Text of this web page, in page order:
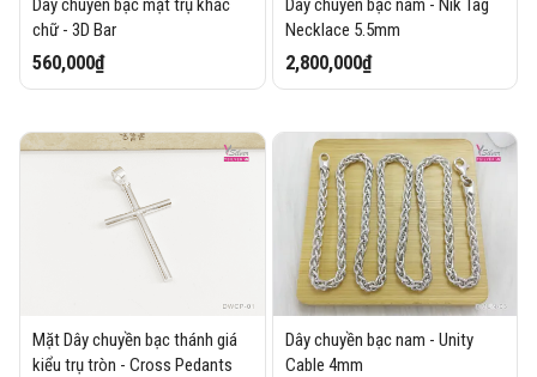
Dây chuyền bạc mặt trụ khắc
chữ - 3D Bar
560,000₫
Dây chuyền bạc nam - Nik Tag
Necklace 5.5mm
2,800,000₫
Mặt Dây chuyền bạc thánh giá
kiểu trụ tròn - Cross Pedants
Dây chuyền bạc nam - Unity
Cable 4mm